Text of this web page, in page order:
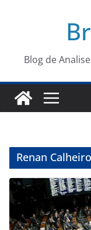
conteúdoBlog de
Renan